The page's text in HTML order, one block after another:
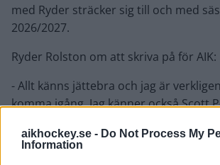
aikhockey.se - Do Not Process My
Information
med Ryder sträcker sig till och med
2026/2027.
Ryder Rolston om att skriva på för AIK:
- Allt känns jättebra och jag är
komma igång. Jag känner också Scott
hörde av mig till honom. Han
dess historia, de passionerade